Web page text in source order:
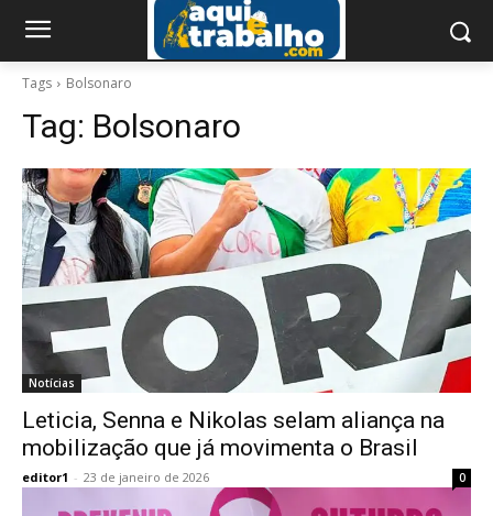
Tags Bolsonaro
Tag: Bolsonaro
Notícias
Leticia, Senna e Nikolas selam aliança na
mobilização que já movimenta o Brasil
editor1 - 23 de janeiro de 2026 0